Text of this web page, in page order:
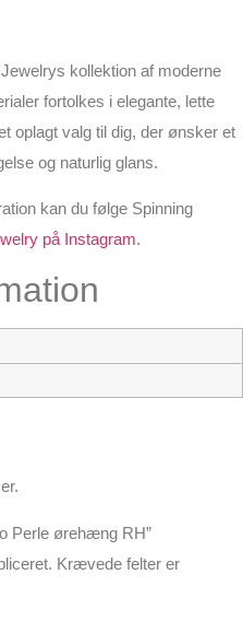
kollektion af moderne
fortolkes i elegante, lette
oplagt valg til dig, der ønsker et
og naturlig glans.
kan du følge Spinning
på Instagram.
Perle ørehæng RH”
Krævede felter er